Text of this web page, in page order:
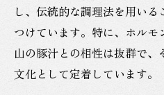
し、伝統的な調理法を用い
つけています。特に、ホル
山の豚汁との相性は抜群で
文化として定着しています。